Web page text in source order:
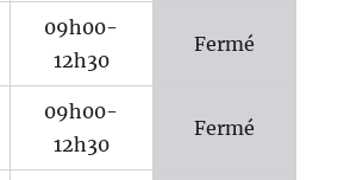
09h00-
12h30
Fermé
09h00-
12h30
Fermé